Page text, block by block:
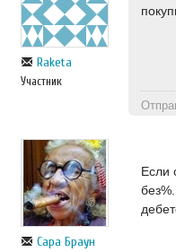
Raketa
Участник
Сара Браун
Если